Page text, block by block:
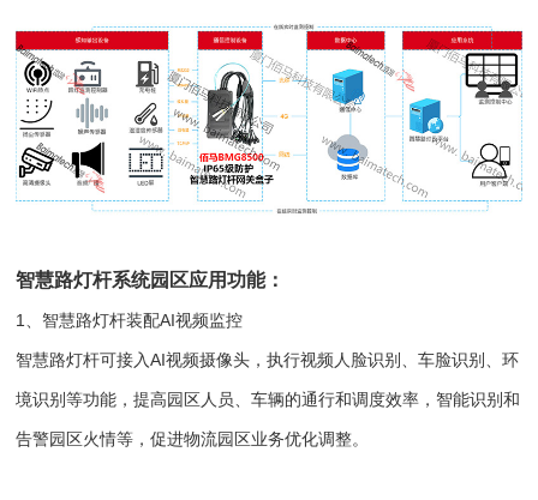
智慧路灯杆系统园区应用功能：
1、智慧路灯杆装配AI视频监控
智慧路灯杆可接入AI视频摄像头，执行视频人脸识别、车脸识别、环
境识别等功能，提高园区人员、车辆的通行和调度效率，智能识别和
告警园区火情等，促进物流园区业务优化调整。